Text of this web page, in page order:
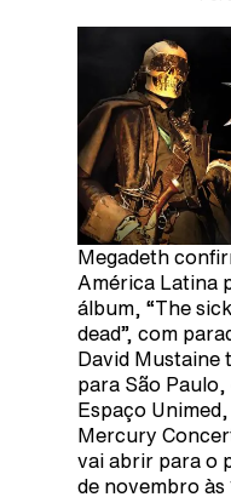
Megadeth
América Latina
álbum, “The
dead”, com
David Mustaine
para São Paulo,
Espaço
Mercury
vai abrir para o
de novembro